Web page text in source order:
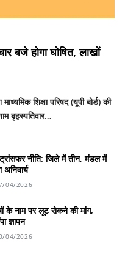
बजे होगा घोषित, लाखों
शिक्षा परिषद (यूपी बोर्ड) की
बृहस्पतिवार…
नीति: जिले में तीन, मंडल में
04/2026
के नाम पर लूट रोकने की मांग,
ज्ञापन
04/2026